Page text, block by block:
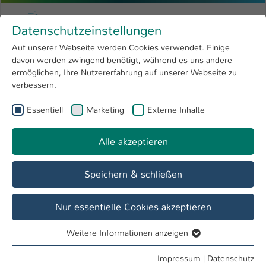
Menu
Forschung 4
Open submenu
Hochschule
International
Zum Hauptinhalt springen
Hochschule Kaiserslautern
Sie sind hier:
Menschen und Projekte
Datenschutzeinstellungen
Auf unserer Webseite werden Cookies verwendet. Einige
davon werden zwingend benötigt, während es uns andere
ermöglichen, Ihre Nutzererfahrung auf unserer Webseite zu
verbessern.
Essentiell Marketing Externe Inhalte
Alle akzeptieren
Speichern & schließen
Nur essentielle Cookies akzeptieren
Essentielle Cookies werden für grundlegende Funktionen
Weitere Informationen anzeigen
Impressum | Datenschutz